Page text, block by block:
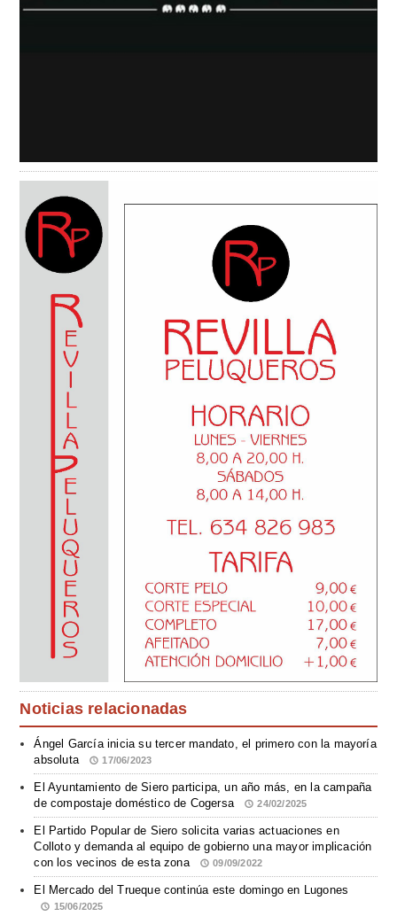
Noticias relacionadas
Ángel García inicia su tercer mandato, el primero con la mayoría
absoluta
17/06/2023
El Ayuntamiento de Siero participa, un año más, en la campaña
de compostaje doméstico de Cogersa
24/02/2025
El Partido Popular de Siero solicita varias actuaciones en
Colloto y demanda al equipo de gobierno una mayor implicación
con los vecinos de esta zona
09/09/2022
El Mercado del Trueque continúa este domingo en Lugones
15/06/2025